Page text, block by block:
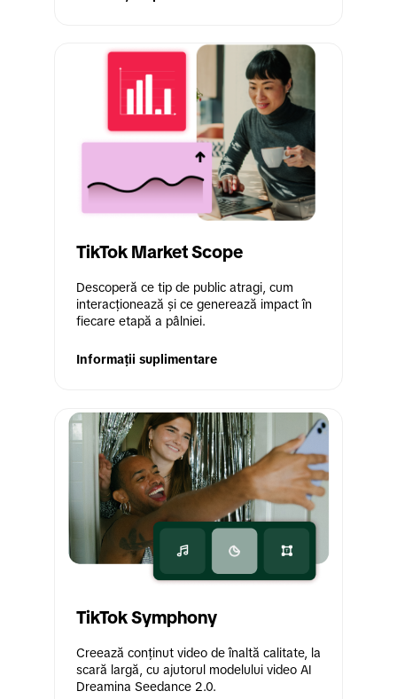
TikTok Market Scope
Descoperă ce tip de public atragi, cum
interacționează și ce generează impact în
fiecare etapă a pâlniei.
Informații suplimentare
TikTok Symphony
Creează conținut video de înaltă calitate, la
scară largă, cu ajutorul modelului video AI
Dreamina Seedance 2.0.